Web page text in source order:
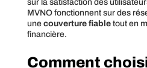
sur la satisfaction des
MVNO fonctionnent sur des
une couverture fiabletout en
financière.
Comment